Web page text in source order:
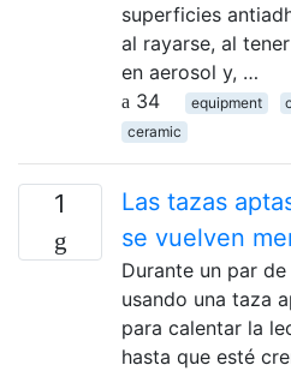
superficies
al rayarse, al
en aerosol y, …
34
equipment
ceramic
1
Las tazas
se vuelven
Durante un par
usando una taza
para calentar la
hasta que esté